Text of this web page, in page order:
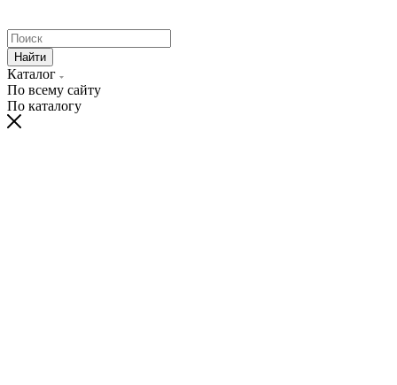
Найти
Каталог
По всему сайту
По каталогу